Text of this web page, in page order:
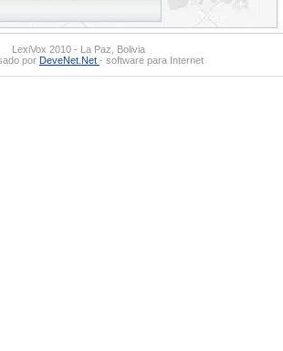
LexiVox 2010 - La Paz, Bolivia
por DeveNet.Net - software para Internet